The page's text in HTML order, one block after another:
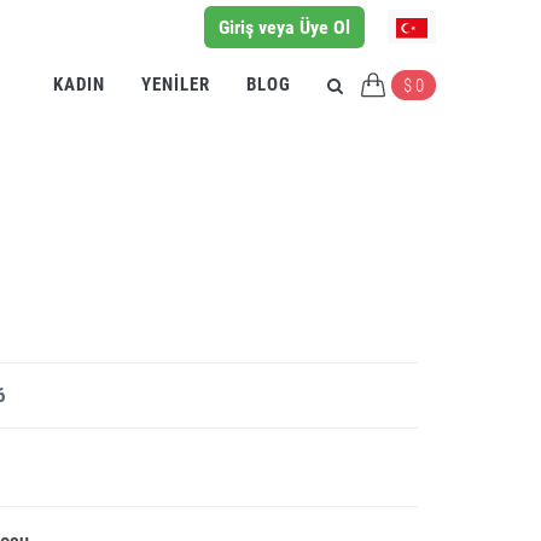
Giriş veya Üye Ol
KADIN YENILER BLOG $ 0